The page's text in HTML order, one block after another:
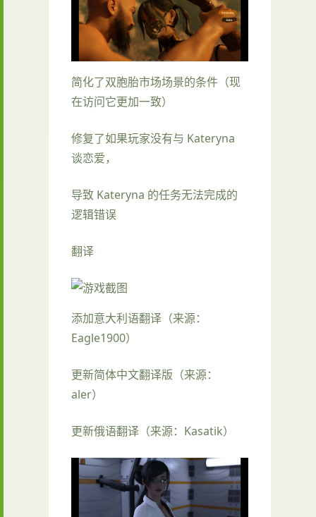
简化了双胞胎市场场景的条件（现
在访问它更加一致）
修复了如果玩家没有与 Kateryna
谈恋爱，
导致 Kateryna 的任务无法完成的
逻辑错误
翻译
添加意大利语翻译（来源：
Eagle1900）
更新简体中文翻译版（来源：
aler）
更新俄语翻译（来源：Kasatik）